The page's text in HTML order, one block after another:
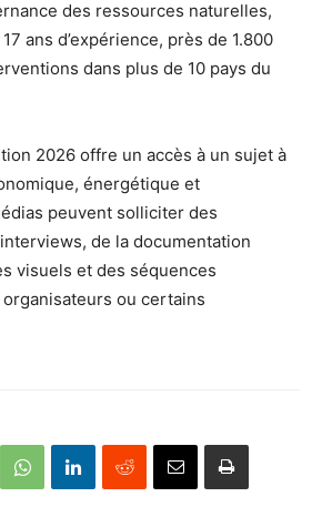
des ressources naturelles,
ans d’expérience, près de 1.800
dans plus de 10 pays du
2026 offre un accès à un sujet à
énergétique et
peuvent solliciter des
de la documentation
visuels et des séquences
ou certains